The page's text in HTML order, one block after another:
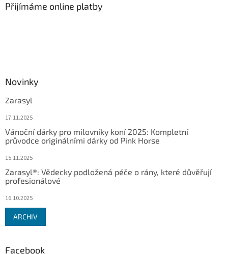
Přijímáme online platby
Novinky
Zarasyl
17.11.2025
Vánoční dárky pro milovníky koní 2025: Kompletní
průvodce originálními dárky od Pink Horse
15.11.2025
Zarasyl®: Vědecky podložená péče o rány, které důvěřují
profesionálové
16.10.2025
ARCHIV
Facebook